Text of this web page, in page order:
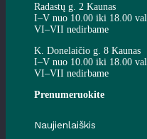
Radastų g. 2 Kaunas
I–V nuo 10.00 iki 18.00 val.
VI–VII nedirbame
K. Donelaičio g. 8 Kaunas
I–V nuo 10.00 iki 18.00 val.
VI–VII nedirbame
Prenumeruokite
Naujienlaiškis